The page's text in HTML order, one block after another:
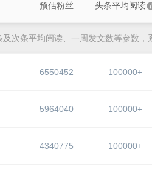
预估粉丝 头条平均阅读
次条平均阅读、一周发文数等参数，
6550452 100000+
5964040 100000+
4340775 100000+